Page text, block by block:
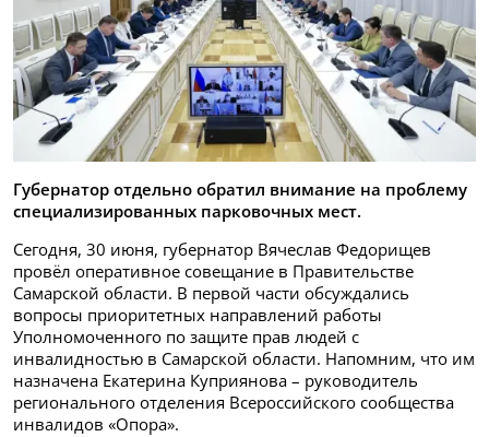
Губернатор отдельно обратил внимание на проблему
специализированных парковочных мест.
Сегодня, 30 июня, губернатор Вячеслав Федорищев
провёл оперативное совещание в Правительстве
Самарской области. В первой части обсуждались
вопросы приоритетных направлений работы
Уполномоченного по защите прав людей с
инвалидностью в Самарской области. Напомним, что им
назначена Екатерина Куприянова – руководитель
регионального отделения Всероссийского сообщества
инвалидов «Опора».